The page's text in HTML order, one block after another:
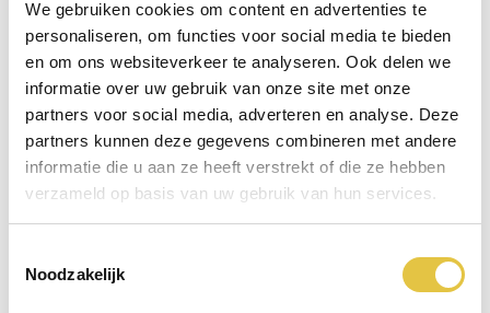
We gebruiken cookies om content en advertenties te
personaliseren, om functies voor social media te bieden
en om ons websiteverkeer te analyseren. Ook delen we
informatie over uw gebruik van onze site met onze
partners voor social media, adverteren en analyse. Deze
partners kunnen deze gegevens combineren met andere
informatie die u aan ze heeft verstrekt of die ze hebben
verzameld op basis van uw gebruik van hun services.
Noodzakelijk
kregen we aansluitend lauwwarme eendenborst met gesmoorde
prei en een sinaasappeltjes en lamsfilet met een mousseline van
bataat, saus van grove mosterd en een truffel chipje geserveerd.
Het diner werd afgesloten met een Panna cotta van vanille en
zomerfruit en een mousse van espresso op apple-crumble met
rum en rozijnen en daarin een pipet van Baileys. Naast de
desserts konden de gasten zich tegoed doen van de kazen die
Er waren acht gasten inclusief mijzelf die bepaalde